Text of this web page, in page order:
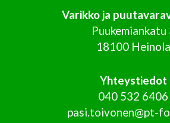
Varikko ja
Puukemiankatu
18100 Heinola
Yhteystiedot
040 532 6406
pasi.toivonen@pt-